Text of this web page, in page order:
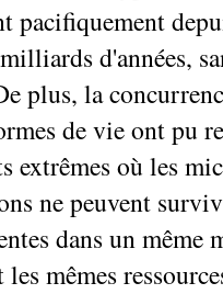
pacifiquement
d'années,
plus, la
de vie ont pu
extrêmes où les
ne peuvent
dans un
les mêmes